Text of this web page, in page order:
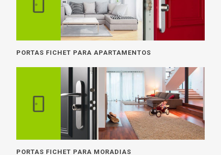
PORTAS FICHET PARA APARTAMENTOS
PORTAS FICHET PARA MORADIAS